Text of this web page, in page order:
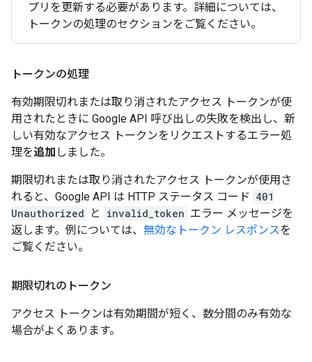
プリを更新する必要があります。詳細については、
トークンの処理のセクションをご覧ください。
トークンの処理
有効期限切れまたは取り消されたアクセス トークンが使
用されたときに Google API 呼び出しの失敗を検出し、新
しい有効なアクセス トークンをリクエストするエラー処
理を追加 しました。
期限切れまたは取り消されたアクセス トークンが使用さ
れると、Google API は HTTP ステータス コード 401
Unauthorized
と invalid_token エラー メッセージを
返します。例については、 無効なトークン レスポンスを
ご覧ください。
期限切れのトークン
アクセス トークンは有効期間が短く、数分間のみ有効な
場合がよくあります。